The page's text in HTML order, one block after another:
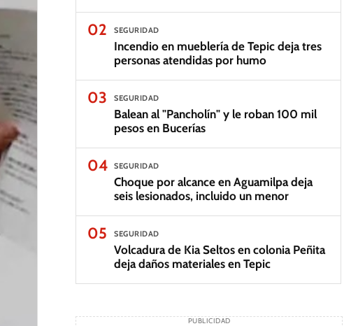
02 SEGURIDAD
Incendio en mueblería de Tepic deja tres
personas atendidas por humo
03 SEGURIDAD
Balean al "Pancholín" y le roban 100 mil
pesos en Bucerías
04 SEGURIDAD
Choque por alcance en Aguamilpa deja
seis lesionados, incluido un menor
05 SEGURIDAD
Volcadura de Kia Seltos en colonia Peñita
deja daños materiales en Tepic
PUBLICIDAD